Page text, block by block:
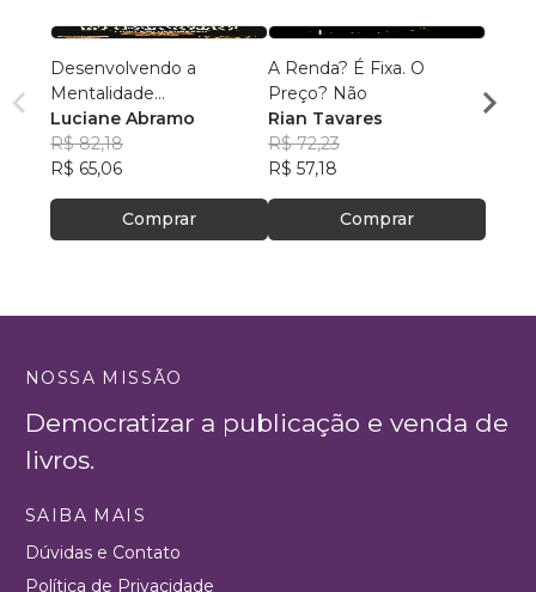
Desenvolvendo a
Mentalidade
Empreendedora
Luciane Abramo
R$ 82,18
R$ 65,06
Comprar
A Renda? É Fixa. O
Preço? Não
Rian Tavares
R$ 72,23
R$ 57,18
Comprar
NOSSA MISSÃO
Democratizar a publicação e venda de
livros.
SAIBA MAIS
Dúvidas e Contato
Política de Privacidade